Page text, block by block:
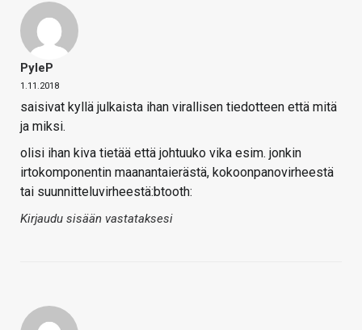
PyleP
1.11.2018
saisivat kyllä julkaista ihan virallisen tiedotteen että mitä
ja miksi.
olisi ihan kiva tietää että johtuuko vika esim. jonkin
irtokomponentin maanantaierästä, kokoonpanovirheestä
tai suunnitteluvirheestä:btooth:
Kirjaudu sisään vastataksesi